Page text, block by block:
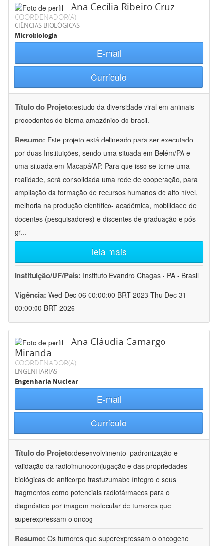
Ana Cecília Ribeiro Cruz
COORDENADOR(A)
CIÊNCIAS BIOLÓGICAS
Microbiologia
E-mail
Currículo
Título do Projeto:estudo da diversidade viral em animais
procedentes do bioma amazônico do brasil.
Resumo: Este projeto está delineado para ser executado
por duas Instituições, sendo uma situada em Belém/PA e
uma situada em Macapá/AP. Para que isso se torne uma
realidade, será consolidada uma rede de cooperação, para
ampliação da formação de recursos humanos de alto nível,
melhoria na produção científico- acadêmica, mobilidade de
docentes (pesquisadores) e discentes de graduação e pós-
gr...
leia mais
Instituição/UF/País: Instituto Evandro Chagas - PA - Brasil
Vigência: Wed Dec 06 00:00:00 BRT 2023-Thu Dec 31
00:00:00 BRT 2026
Ana Cláudia Camargo
Miranda
COORDENADOR(A)
ENGENHARIAS
Engenharia Nuclear
E-mail
Currículo
Título do Projeto:desenvolvimento, padronização e
validação da radioimunoconjugação e das propriedades
biológicas do anticorpo trastuzumabe íntegro e seus
fragmentos como potenciais radiofármacos para o
diagnóstico por imagem molecular de tumores que
superexpressam o oncog
Resumo: Os tumores que superexpressam o oncogene